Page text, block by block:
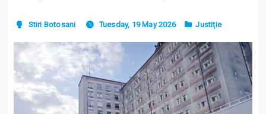
Stiri Botosani Tuesday, 19 May 2026 Justiție